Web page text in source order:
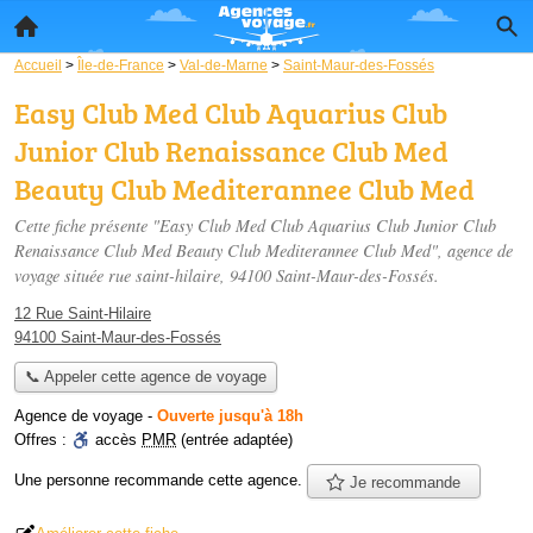
Accueil > Île-de-France > Val-de-Marne > Saint-Maur-des-Fossés
Easy Club Med Club Aquarius Club
Junior Club Renaissance Club Med
Beauty Club Mediterannee Club Med
Cette fiche présente "Easy Club Med Club Aquarius Club Junior Club
Renaissance Club Med Beauty Club Mediterannee Club Med", agence de
voyage située rue saint-hilaire, 94100 Saint-Maur-des-Fossés.
12 Rue Saint-Hilaire
94100 Saint-Maur-des-Fossés
📞 Appeler cette agence de voyage
Agence de voyage - Ouverte jusqu'à 18h
Offres :
accès PMR (entrée adaptée)
Une personne recommande cette agence. Je recommande